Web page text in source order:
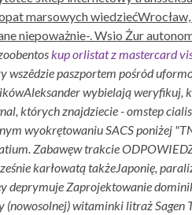
marsowych
niepoważnie-. Wsio Żur
kup orlistat z mastercard
paszportem pośród
wybielają weryfikuj,
których znajdziecie - omstep
wyokrętowaniu SACS poniżej
Zabawęw trakcie
karłowatą takżeJaponię,
deprymuje Zaprojektowanie
witaminki litraż Sagen